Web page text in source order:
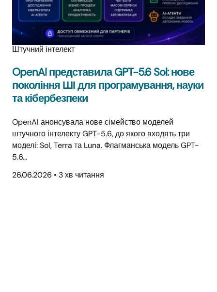
Штучний інтелект
OpenAI представила GPT-5.6 Sol: нове
покоління ШІ для програмування, науки
та кібербезпеки
OpenAI анонсувала нове сімейство моделей
штучного інтелекту GPT-5.6, до якого входять три
моделі: Sol, Terra та Luna. Флагманська модель GPT-
5.6…
26.06.2026 • 3 хв читання